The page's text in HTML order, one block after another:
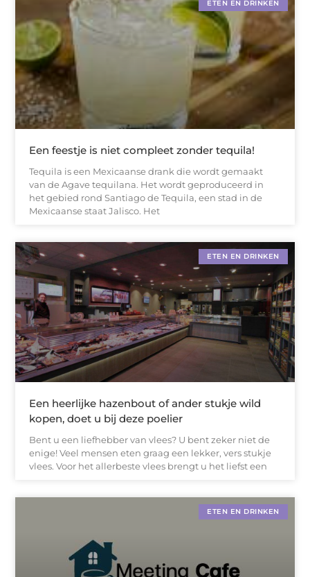
ETEN EN DRINKEN
Een feestje is niet compleet zonder tequila!
Tequila is een Mexicaanse drank die wordt gemaakt
van de Agave tequilana. Het wordt geproduceerd in
het gebied rond Santiago de Tequila, een stad in de
Mexicaanse staat Jalisco. Het
ETEN EN DRINKEN
Een heerlijke hazenbout of ander stukje wild
kopen, doet u bij deze poelier
Bent u een liefhebber van vlees? U bent zeker niet de
enige! Veel mensen eten graag een lekker, vers stukje
vlees. Voor het allerbeste vlees brengt u het liefst een
ETEN EN DRINKEN